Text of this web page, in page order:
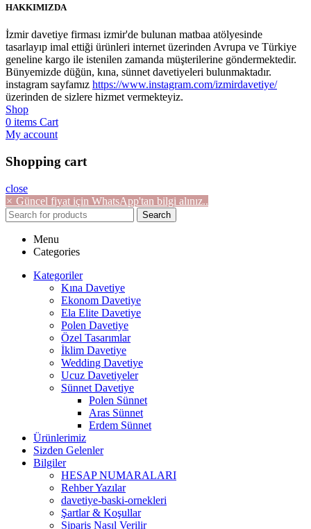
HAKKIMIZDA
İzmir davetiye firması izmir'de bulunan matbaa atölyesinde
tasarlayıp imal ettiği ürünleri internet üzerinden Avrupa ve Türkiye
geneline kargo ile istenilen zamanda müşterilerine göndermektedir.
Bünyemizde düğün, kına, sünnet davetiyeleri bulunmaktadır.
instagram sayfamız https://www.instagram.com/izmirdavetiye/
üzerinden de sizlere hizmet vermekteyiz.
Shop
0 items Cart
My account
Shopping cart
close
× Güncel fiyat için WhatsApp'tan bilgi alınız..
Search
Menu
Categories
Kategoriler
Kına Davetiye
Ekonom Davetiye
Ela Elite Davetiye
Polen Davetiye
Özel Tasarımlar
İklim Davetiye
Wedding Davetiye
Ucuz Davetiyeler
Sünnet Davetiye
Polen Sünnet
Aras Sünnet
Erdem Sünnet
Ürünlerimiz
Sizden Gelenler
Bilgiler
HESAP NUMARALARI
Rehber Yazılar
davetiye-baski-ornekleri
Şartlar & Koşullar
Sipariş Nasıl Verilir